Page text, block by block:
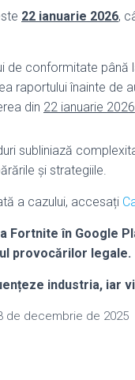
22 ianuarie 2026,
de conformitate până
raportului înainte de
din 22 ianuarie 2026
subliniază
și strategiile.
a cazului, accesați
Fortnite în Google
provocărilor legale.
industria, iar
de decembrie de 2025